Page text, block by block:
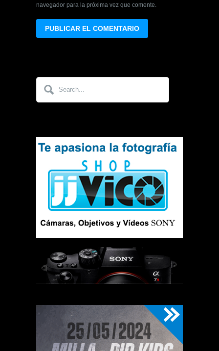
navegador para la próxima vez que comente.